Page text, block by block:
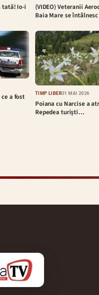
tată! Io-i
(VIDEO) Veteranii
Baia Mare se
a fost
TIMP LIBER31 MAI 2026
Poiana cu Narcise a
Repedea turiști…